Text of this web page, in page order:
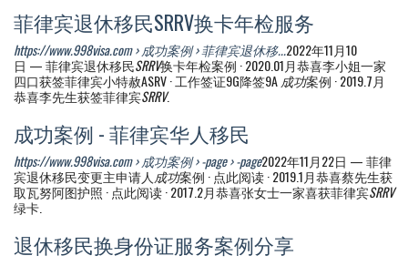
菲律宾退休移民SRRV换卡年检服务
https://www.998visa.com › 成功案例 › 菲律宾退休移...2022年11月10
日 — 菲律宾退休移民SRRV换卡年检案例 · 2020.01月恭喜李小姐一家
四口获签菲律宾小特赦ASRV · 工作签证9G降签9A 成功案例 · 2019.7月
恭喜李先生获签菲律宾SRRV.
成功案例 - 菲律宾华人移民
https://www.998visa.com › 成功案例 › -page › -page2022年11月22日 — 菲律
宾退休移民变更主申请人 成功案例 · 点此阅读 · 2019.1月恭喜蔡先生获
取瓦努阿图护照 · 点此阅读 · 2017.2月恭喜张女士一家喜获菲律宾SRRV
绿卡.
退休移民换身份证服务案例分享